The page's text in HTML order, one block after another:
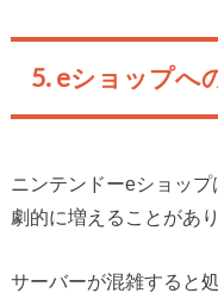
5. eショップへ
ニンテンドーeショッ
劇的に増えることがあり
サーバーが混雑すると